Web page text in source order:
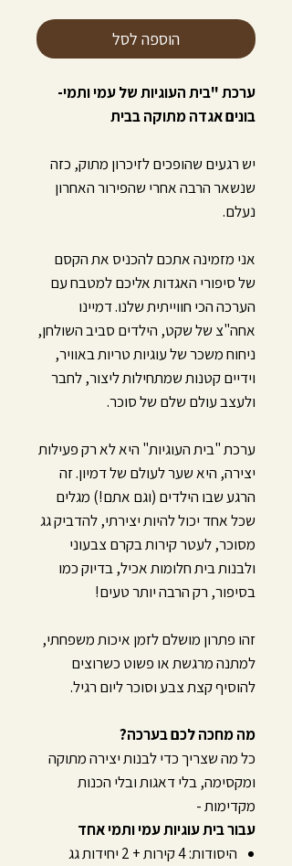
הוספה לסל
ערכת "בית העוגיות של עמי ותמי-
בונים אגדה מתוקה בבית
יש רגעים שהופכים לזיכרון מתוק, כזה
שנשאר הרבה אחרי שהפירור האחרון
נעלם.
אני מזמינה אתכם להכניס את הקסם
של סיפורי האגדות אליכם למטבח עם
הערכה הכי חווייתית שלנו. דמיינו
אחה"צ של שקט, הילדים סביב השולחן,
ניחוח משכר של עוגיות טריות באוויר,
וידיים קטנות שמתחילות ליצור, לחבר
ולעצב עולם שלם של סוכר.
ערכת "בית העוגיות" היא לא רק פעילות
יצירה, היא שער לעולם של דמיון. זה
הרגע שבו הילדים (וגם אתם!) מגלים
שכל אחד יכול להיות יצירתי, להדביק גג
מסוכר, לעטר קירות בקרם צבעוני
ולבנות בית חלומות אכיל, בדיוק כמו
בסיפור, רק הרבה יותר טעים!
זהו פתרון מושלם לזמן איכות משפחתי,
למתנה מרגשת או פשוט כשרוצים
להוסיף קצת צבע וסוכר ליום רגיל.
מה מחכה לכם בערכה?
כל מה שצריך כדי לבנות יצירה מתוקה
ומקסימה, בלי דאגות ובלי הכנות
מקדימות -
עבור בית עוגיות עמי ותמי אחד
היסודות: 4 קירות + 2 יחידות גג